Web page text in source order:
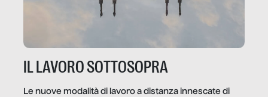
IL LAVORO SOTTOSOPRA
Le nuove modalità di lavoro a distanza innescate di